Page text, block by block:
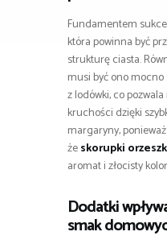
Fundamentem
która powinna być
strukturę ciasta.
musi być ono
z lodówki, co
kruchości dzięki
margaryny,
żeskorupki
aromat i złocisty
Dodatki
smak